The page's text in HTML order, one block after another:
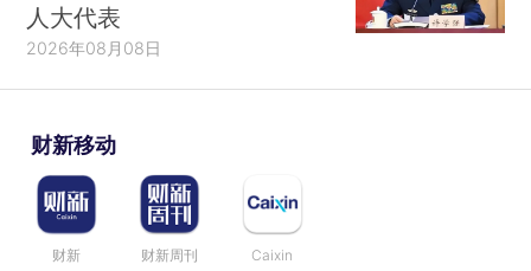
人大代表
2026年08月08日
财新移动
财新 财新周刊 Caixin